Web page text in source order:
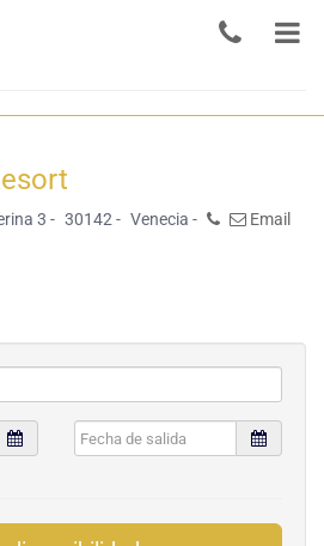
3 - 30142 - Venecia - Email